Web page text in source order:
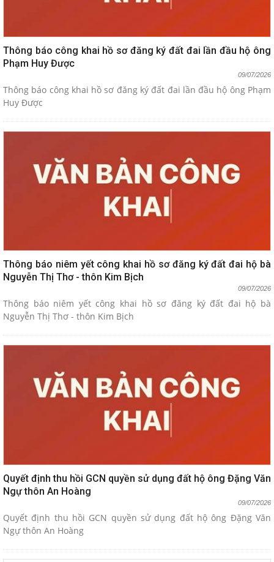
Thông báo công khai hồ sơ đăng ký đất đai lần đầu hộ ông
Phạm Huy Được
09/07/2026
Thông báo công khai hồ sơ đăng ký đất đai lần đầu hộ ông Phạm
Huy Được
Thông báo niêm yết công khai hồ sơ đăng ký đất đai hộ bà
Nguyễn Thị Thơ - thôn Kim Bịch
09/07/2026
Thông báo niêm yết công khai hồ sơ đăng ký đất đai hộ bà
Nguyễn Thị Thơ - thôn Kim Bịch
Quyết định thu hồi GCN quyền sử dụng đất hộ ông Đặng Văn
Ngự thôn An Hoàng
09/07/2026
Quyết định thu hồi GCN quyền sử dụng đất hộ ông Đặng Văn
Ngự thôn An Hoàng